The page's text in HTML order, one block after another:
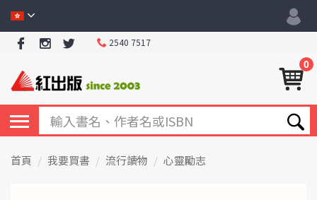
2540 7517
0
首頁 我要買書 流行讀物 心靈勵志